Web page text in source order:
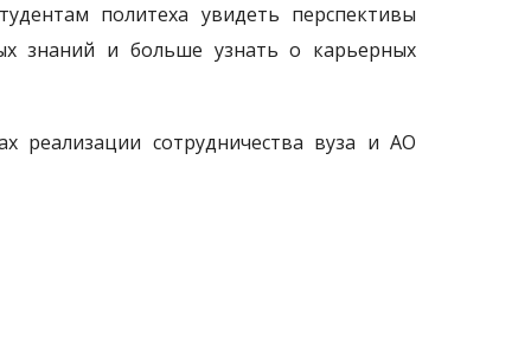
политеха увидеть перспективы
знаний и больше узнать о карьерных
реализации сотрудничества вуза и АО